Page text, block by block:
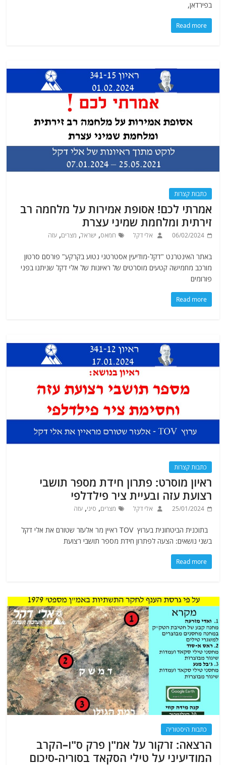
בפירדאן,
Read more
כתבות קצרות
אמרתי לכם! אסופת אמירות על מלחמה רב
זירתית ומלחמת שמיני עצרת
06/02/2024 אלי דקל חמאס, ישראל, מצרים,עזה
באתר האינטרנט "דקל-מודיעין אסטרטגי נטוע בקרקע" פורסם סרטון
מורכב מחמישה קטעים מוסרטים של ראיונות של אלי דקל שניתנו בפני
פורומים
Read more
כתבות קצרות
ראיון מוסרט: פתרון חידת מספר תושבי
רצועת עזה ובעיית ציר פילדלפי
25/01/2024 אלי דקל מצרים, סיני,עזה
בתוכנית הביטחונית בערוץ TOV ראיין מר אלעזר שטורם את אלי דקל
בשני נושאים: הצעה לפתרון חידת מספר תושבי רצועת
Read more
כתבות היסטוריה
הרצאה: זרקור על אמ"ן פרק ס"ו–הקרב
המודיעיני על טילי הסקאד בסוריה-סיכום